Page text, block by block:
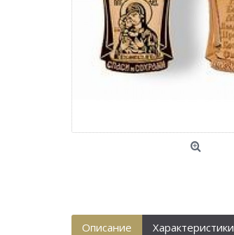
Описание Характеристики